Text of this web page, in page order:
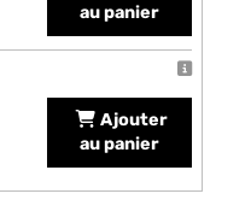
au panier
Ajouter
au panier